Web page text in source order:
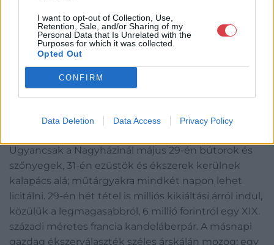
I want to opt-out of Collection, Use,
Retention, Sale, and/or Sharing of my
Personal Data that Is Unrelated with the
Purposes for which it was collected.
Opted Out
CONFIRM
Data Deletion Data Access Privacy Policy
Jacob de Backer A keresztényi Szeretet diadala az
Erőszak fölött című alkotása (1560 körül, olaj,
Nagyházi Galériánál. A Nagyházi Galéria jóvoltából
Ugyancsak a Nagyházinál május 29-én bútorok és
szőnyegek, 31-én ezüstök és ékszerek kerülnek
kalapács alá; műtárgyakra mindkét napon lehet
licitálni. 29-én hét tétel is milliós kikiáltási árról indul,
közülük a legmagasabbról, 6 millió forintról egy XIX.
századi méretes francia kandeláberpár. A másnapi
gazdag ékszerválaszték széles árskálán mozog; egy